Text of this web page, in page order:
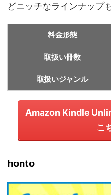
どニッチなラインナップ
料金形態
取扱い冊数
取扱いジャンル
Amazon Kindle
こ
honto